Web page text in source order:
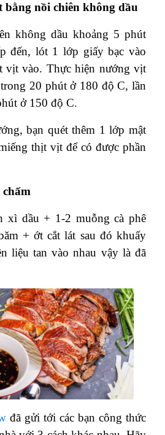
nồi chiên không dầu
không dầu khoảng 5 phút
đến, lót 1 lớp giấy bạc vào
vịt vào. Thực hiện nướng vịt
20 phút ở 180 độ C, lần
ở 150 độ C.
bạn quét thêm 1 lớp mật
thịt vịt để có được phần
xì dầu + 1-2 muỗng cà phê
+ ớt cắt lát sau đó khuấy
liệu tan vào nhau vậy là đã
đã gửi tới các bạn công thức